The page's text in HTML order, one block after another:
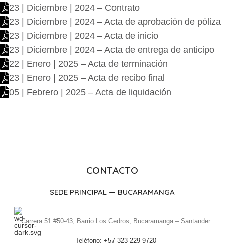
23 | Diciembre | 2024 – Contrato
23 | Diciembre | 2024 – Acta de aprobación de póliza
23 | Diciembre | 2024 – Acta de inicio
23 | Diciembre | 2024 – Acta de entrega de anticipo
22 | Enero | 2025 – Acta de terminación
23 | Enero | 2025 – Acta de recibo final
05 | Febrero | 2025 – Acta de liquidación
CONTACTO
SEDE PRINCIPAL — BUCARAMANGA
Carrera 51 #50-43, Barrio Los Cedros, Bucaramanga – Santander
Teléfono: +57 323 229 9720